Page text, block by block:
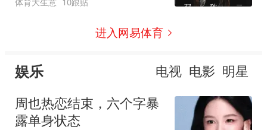
进入网易体育
娱乐 电视 电影 明星
周也热恋结束，六个字暴
露单身状态